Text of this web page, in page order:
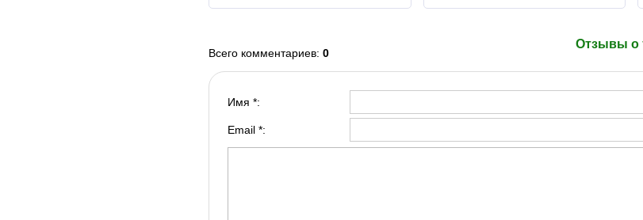
Отзывы о
Всего комментариев:0
Имя *:
Email *: